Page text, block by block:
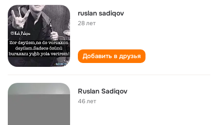
ruslan sadiqov
28 лет
Добавить в друзья
Ruslan Sadiqov
46 лет